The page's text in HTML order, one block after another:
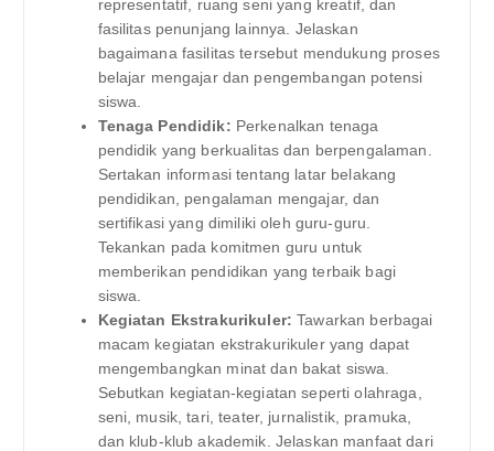
representatif, ruang seni yang kreatif, dan
fasilitas penunjang lainnya. Jelaskan
bagaimana fasilitas tersebut mendukung proses
belajar mengajar dan pengembangan potensi
siswa.
Tenaga Pendidik: Perkenalkan tenaga
pendidik yang berkualitas dan berpengalaman.
Sertakan informasi tentang latar belakang
pendidikan, pengalaman mengajar, dan
sertifikasi yang dimiliki oleh guru-guru.
Tekankan pada komitmen guru untuk
memberikan pendidikan yang terbaik bagi
siswa.
Kegiatan Ekstrakurikuler: Tawarkan berbagai
macam kegiatan ekstrakurikuler yang dapat
mengembangkan minat dan bakat siswa.
Sebutkan kegiatan-kegiatan seperti olahraga,
seni, musik, tari, teater, jurnalistik, pramuka,
dan klub-klub akademik. Jelaskan manfaat dari